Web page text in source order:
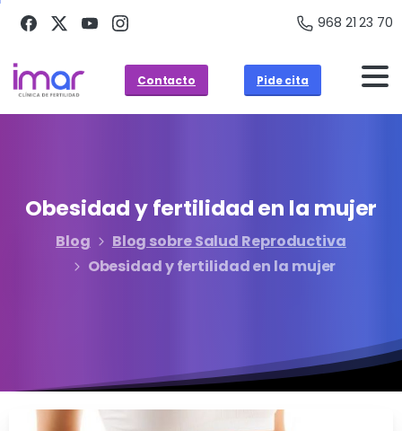
968 21 23 70
Contacto Pide cita
Obesidadyfertilidaden la mujer
Blog
Blog sobre Salud Reproductiva
Obesidad y fertilidad en la mujer